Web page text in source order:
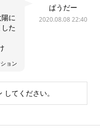
ぱうだー
2020.08.08 22:40
ョン
に
た
してください。